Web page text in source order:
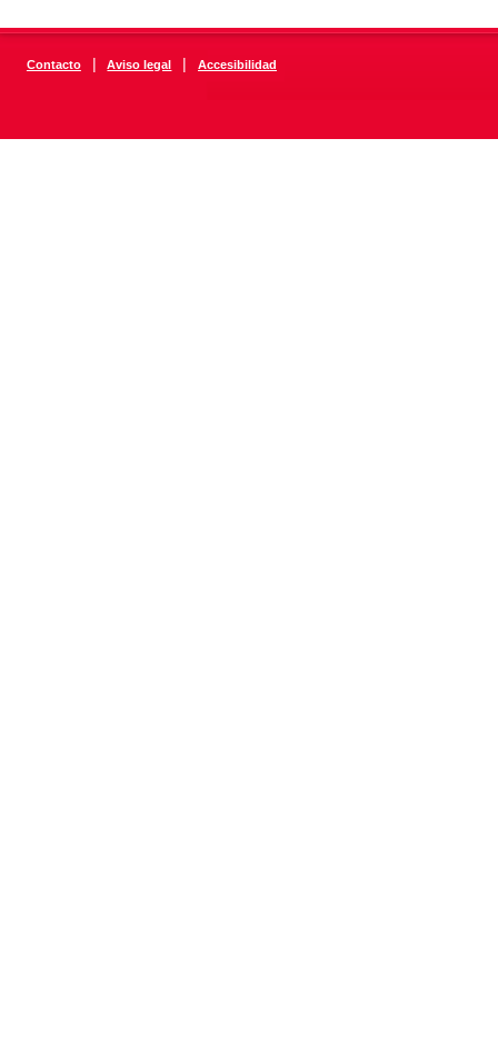
Contacto | Aviso legal | Accesibilidad